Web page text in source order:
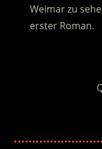
Weimar zu
erster Roman.